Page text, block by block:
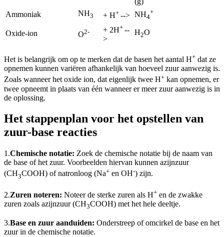
Ammoniak
NH3 + H+ --> NH4
+
Oxide-ion O2- + 2H+ --
>
H2O
Het is belangrijk om op te merken dat de basen het aantal H+ dat ze
opnemen kunnen variëren afhankelijk van hoeveel zuur aanwezig is.
Zoals wanneer het oxide ion, dat eigenlijk twee H+ kan opnemen, er
twee opneemt in plaats van één wanneer er meer zuur aanwezig is in
de oplossing.
Het stappenplan voor het opstellen van
zuur-base reacties
1.Chemische notatie: Zoek de chemische notatie bij de naam van
de base of het zuur. Voorbeelden hiervan kunnen azijnzuur
(CH3COOH) of natronloog (Na+ en OH-) zijn.
2.Zuren noteren: Noteer de sterke zuren als H+ en de zwakke
zuren zoals azijnzuur (CH3COOH) met het hele deeltje.
3.Base en zuur aanduiden: Onderstreep of omcirkel de base en het
zuur in de chemische notatie.